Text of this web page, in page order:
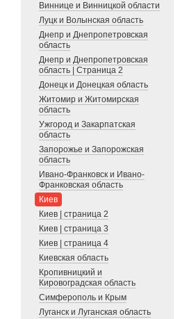
Виннице и Винницкой области
Луцк и Волынская область
Днепр и Днепропетровская
область
Днепр и Днепропетровская
область | Страница 2
Донецк и Донецкая область
Житомир и Житомирская
область
Ужгород и Закарпатская
область
Запорожье и Запорожская
область
Ивано-Франковск и Ивано-
Франковская область
Киев
Киев | страница 2
Киев | страница 3
Киев | страница 4
Киевская область
Кропивницкий и
Кировоградская область
Симферополь и Крым
Луганск и Луганская область